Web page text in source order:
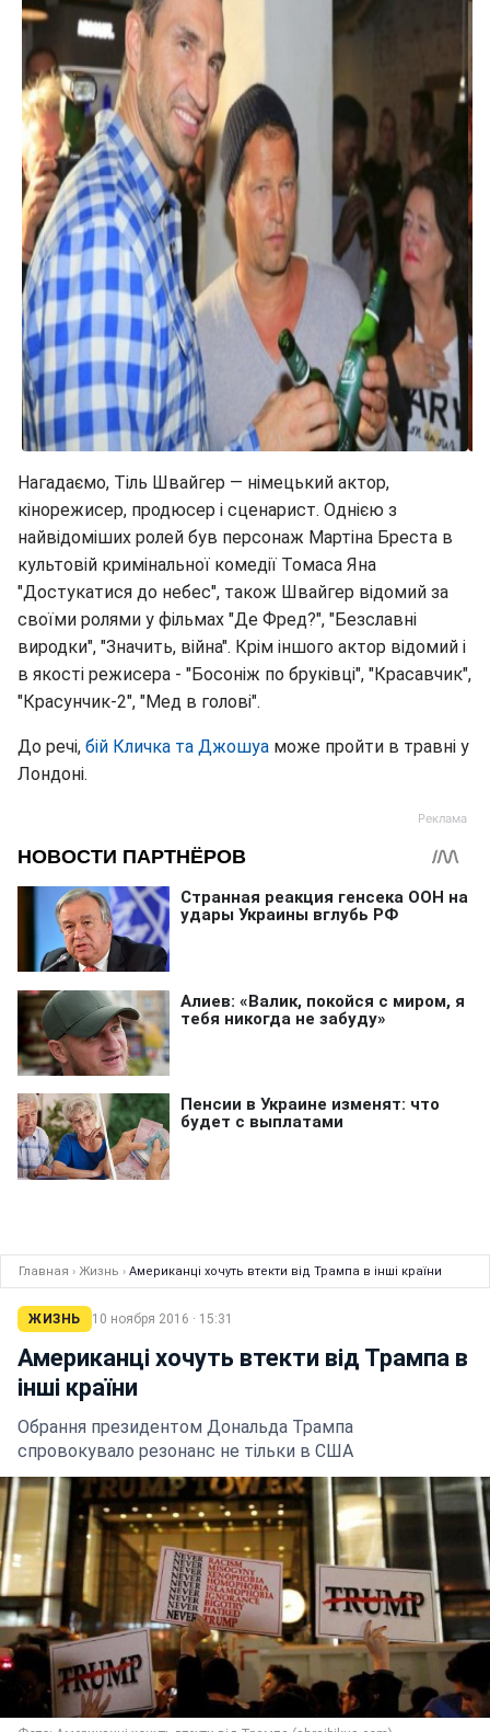
Нагадаємо, Тіль Швайгер — німецький актор,
кінорежисер, продюсер і сценарист. Однією з
найвідоміших ролей був персонаж Мартіна Бреста в
культовій кримінальної комедії Томаса Яна
"Достукатися до небес", також Швайгер відомий за
своїми ролями у фільмах "Де Фред?", "Безславні
виродки", "Значить, війна". Крім іншого актор відомий і
в якості режисера - "Босоніж по бруківці", "Красавчик",
"Красунчик-2", "Мед в голові".
До речі, бій Кличка та Джошуа може пройти в травні у
Лондоні.
Главная › Жизнь › Американці хочуть втекти від Трампа в інші країни
ЖИЗНЬ 10 ноября 2016 · 15:31
Американці хочуть втекти від Трампа в
інші країни
Обрання президентом Дональда Трампа
спровокувало резонанс не тільки в США